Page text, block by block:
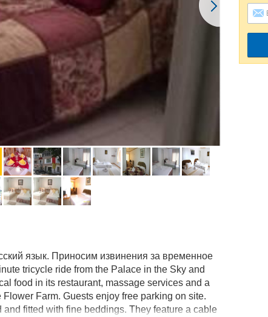
язык. Приносим извинения за временное
tricycle ride from the Palace in the Sky and
food in its restaurant, massage services and a
Farm. Guests enjoy free parking on site.
fitted with fine beddings. They feature a cable